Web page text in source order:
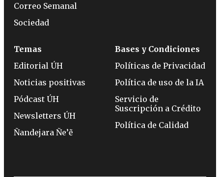
Correo Semanal
Sociedad
Temas
Editorial ÚH
Noticias positivas
Pódcast ÚH
Newsletters ÚH
Ñandejara Ñe’ẽ
Bases y Condiciones
Políticas de Privacidad
Política de uso de la IA
Servicio de
Suscripción a Crédito
Política de Calidad